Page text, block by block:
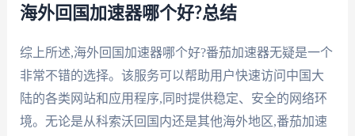
海外回国加速器哪个好?总结
综上所述,海外回国加速器哪个好?番茄加速器无疑是一个
非常不错的选择。该服务可以帮助用户快速访问中国大
陆的各类网站和应用程序,同时提供稳定、安全的网络环
境。无论是从科索沃回国内还是其他海外地区,番茄加速